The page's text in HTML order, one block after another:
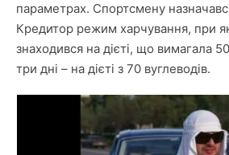
параметрах. Спортсмену
Кредитор режим харчування, при
знаходився на дієті, що вимагала
три дні – на дієті з 70 вуглеводів.